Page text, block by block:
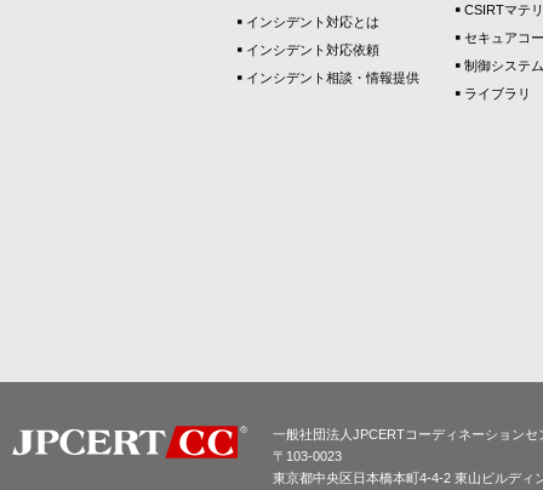
インシデント対応とは
インシデント対応依頼
インシデント相談・情報提供
CSIRTマテ
セキュアコ
制御システ
ライブラリ
一般社団法人JPCERTコーディネーションセ
〒103-0023
東京都中央区日本橋本町4-4-2 東山ビルディ